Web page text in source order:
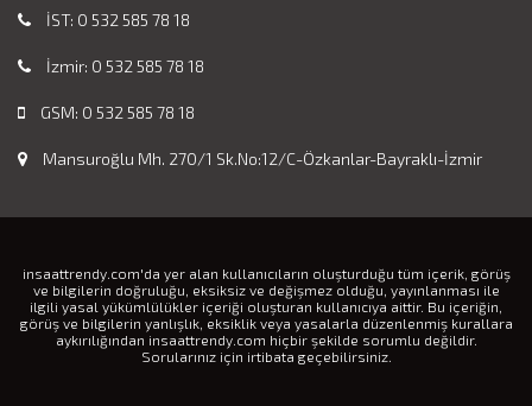
İST: 0 532 585 78 18
İzmir: 0 532 585 78 18
GSM: 0 532 585 78 18
Mansuroğlu Mh. 270/1 Sk.No:12/C-Özkanlar-Bayraklı-İzmir
insaattrendy.com'da yer alan kullanıcıların oluşturduğu tüm içerik, görüş
ve bilgilerin doğruluğu, eksiksiz ve değişmez olduğu, yayınlanması ile
ilgili yasal yükümlülükler içeriği oluşturan kullanıcıya aittir. Bu içeriğin,
görüş ve bilgilerin yanlışlık, eksiklik veya yasalarla düzenlenmiş kurallara
aykırılığından insaattrendy.com hiçbir şekilde sorumlu değildir.
Sorularınız için irtibata geçebilirsiniz.